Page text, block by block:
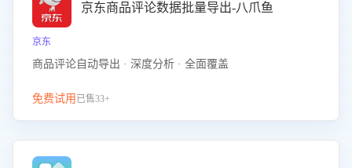
京东商品评论数据批量导出-八爪鱼
京东
商品评论自动导出 · 深度分析 · 全面覆盖
免费试用 已售33+